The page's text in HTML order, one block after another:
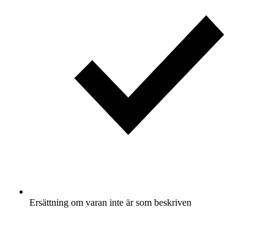
Ersättning om varan inte är som beskriven